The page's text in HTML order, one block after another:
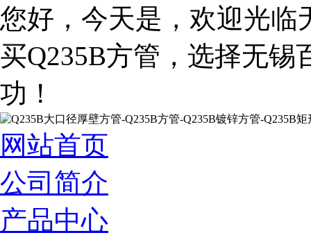
您好，今天是 ，欢迎光
买Q235B方管，选择无
功！
网站首页
公司简介
产品中心